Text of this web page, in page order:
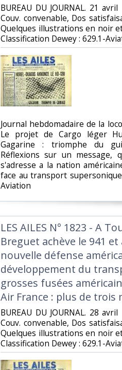
‎BUREAU DU JOURNAL. 21
Couv. convenable, Dos
Quelques illustrations en noir
Classification Dewey : 629.1-
‎Journal hebdomadaire de la
Le projet de Cargo léger
Gagarine : triomphe du
Réflexions sur un message,
s'adresse a la nation
face au transport
Aviation‎
‎LES AILES N° 1823 - A
Breguet achève le 941
nouvelle défense
développement du
grosses fusées
Air France : plus de trois
‎BUREAU DU JOURNAL. 28
Couv. convenable, Dos
Quelques illustrations en noir
Classification Dewey : 629.1-